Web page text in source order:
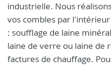
industrielle. Nous
vos combles par
: soufflage de laine
laine de verre ou laine de
factures de chauffage.